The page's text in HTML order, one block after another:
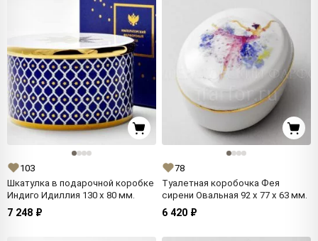
103
Шкатулка в подарочной коробке
Индиго Идиллия 130 x 80 мм.
7 248 ₽
78
Туалетная коробочка Фея
сирени Овальная 92 x 77 x 63 мм.
6 420 ₽